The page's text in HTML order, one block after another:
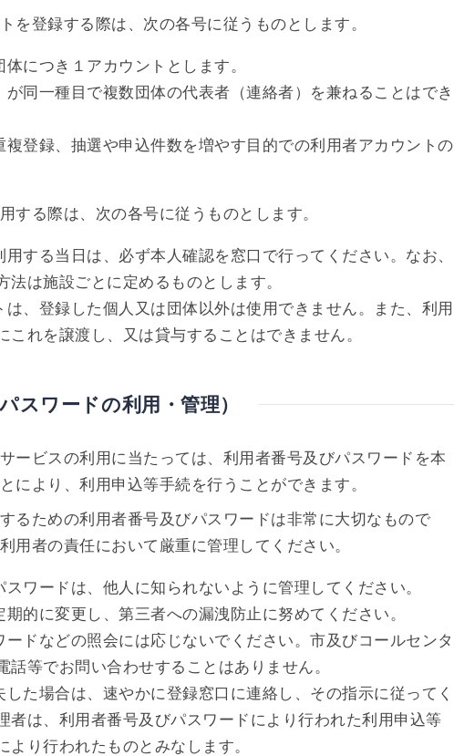
を登録する際は、次の各号に従うものとします。
につき１アカウントとします。
同一種目で複数団体の代表者（連絡者）を兼ねることはでき
登録、抽選や申込件数を増やす目的での利用者アカウントの
する際は、次の各号に従うものとします。
する当日は、必ず本人確認を窓口で行ってください。なお、
法は施設ごとに定めるものとします。
、登録した個人又は団体以外は使用できません。また、利用
これを譲渡し、又は貸与することはできません。
スワードの利用・管理）
ービスの利用に当たっては、利用者番号及びパスワードを本
により、利用申込等手続を行うことができます。
るための利用者番号及びパスワードは非常に大切なもので
用者の責任において厳重に管理してください。
ワードは、他人に知られないように管理してください。
的に変更し、第三者への漏洩防止に努めてください。
ドなどの照会には応じないでください。市及びコールセンタ
話等でお問い合わせすることはありません。
た場合は、速やかに登録窓口に連絡し、その指示に従ってく
者は、利用者番号及びパスワードにより行われた利用申込等
より行われたものとみなします。